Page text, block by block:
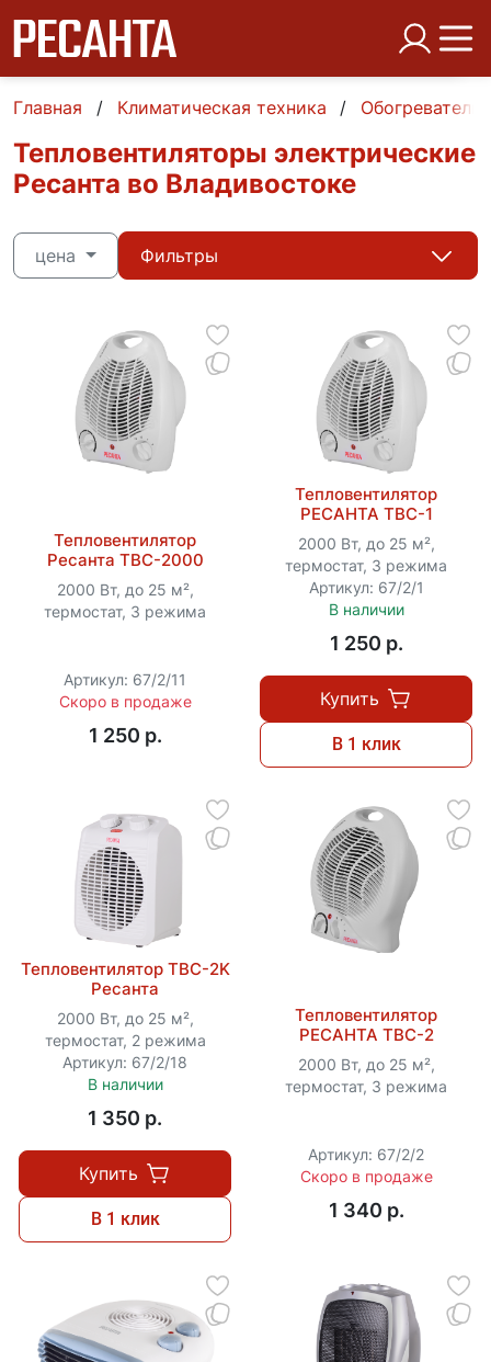
Главная Климатическая техника Обогреватели
Тепловентиляторы электрические
Ресанта во Владивостоке
цена Фильтры
Тепловентилятор
Ресанта ТВС-2000
2000 Вт, до 25 м²,
термостат, 3 режима
Артикул: 67/2/11
Скоро в продаже
1 250 p.
Тепловентилятор
РЕСАНТА ТВС-1
2000 Вт, до 25 м²,
термостат, 3 режима
Артикул: 67/2/1
В наличии
1 250 p.
Купить
В 1 клик
Тепловентилятор ТВC-2K
Ресанта
2000 Вт, до 25 м²,
термостат, 2 режима
Артикул: 67/2/18
В наличии
1 350 p.
Купить
В 1 клик
Тепловентилятор
РЕСАНТА ТВС-2
2000 Вт, до 25 м²,
термостат, 3 режима
Артикул: 67/2/2
Скоро в продаже
1 340 p.